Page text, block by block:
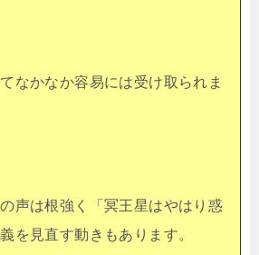
なかなか容易には受け取られま
声は根強く「冥王星はやはり惑
を見直す動きもあります。